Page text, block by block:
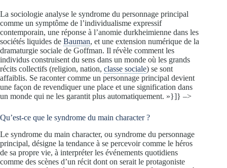
La sociologie analyse le syndrome du personnage principal
comme un symptôme de l’individualisme expressif
contemporain, une réponse à l’anomie durkheimienne dans les
sociétés liquides de Bauman, et une extension numérique de la
dramaturgie sociale de Goffman. Il révèle comment les
individus construisent du sens dans un monde où les grands
récits collectifs (religion, nation, classe sociale) se sont
affaiblis. Se raconter comme un personnage principal devient
une façon de revendiquer une place et une signification dans
un monde qui ne les garantit plus automatiquement. »}]} –>
Qu’est-ce que le syndrome du main character ?
Le syndrome du main character, ou syndrome du personnage
principal, désigne la tendance à se percevoir comme le héros
de sa propre vie, à interpréter les événements quotidiens
comme des scènes d’un récit dont on serait le protagoniste